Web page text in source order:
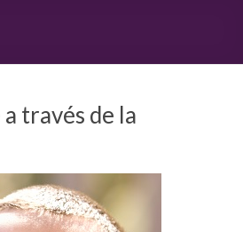
través de la